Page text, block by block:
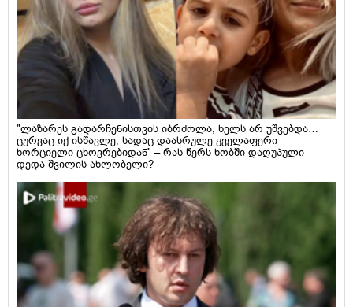
"ლაზარეს გადარჩენისთვის იბრძოლა, ხელს არ უშვებდა…
ცურვაც იქ ისწავლე, სადაც დაასრულე ყველაფერი
ხორციელი ცხოვრებიდან" – რას წერს ხობში დაღუპული
დედა-შვილის ახლობელი?